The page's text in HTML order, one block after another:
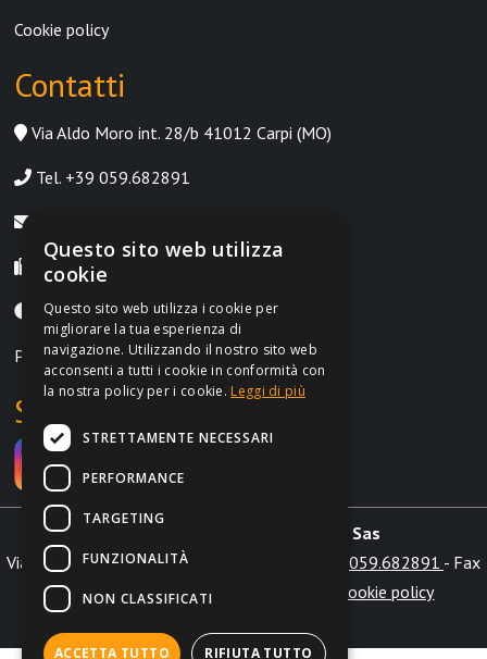
Cookie policy
Contatti
Via Aldo Moro int. 28/b 41012 Carpi (MO)
Tel. +39 059.682891
Fax +39 059.8397669
Lunedì-Venerdì, 9:00-12:30 | 14:30-18:30
P.IVA IT02962690364
Social
Irontrust s.a.s. di Marchi L. & C. Sas
Via Aldo Moro int. 28/b 41012 Carpi (MO) - Tel. 059.682891 - Fax
+39 059.8397669 -info@irontrust.it Cookie policy
Web Agency Globe
Questo sito web utilizza
cookie
Questo sito web utilizza i cookie per
migliorare la tua esperienza di
navigazione. Utilizzando il nostro sito web
acconsenti a tutti i cookie in conformità con
la nostra policy per i cookie. Leggi di più
STRETTAMENTE NECESSARI
PERFORMANCE
TARGETING
FUNZIONALITÀ
NON CLASSIFICATI
ACCETTA TUTTO RIFIUTA TUTTO